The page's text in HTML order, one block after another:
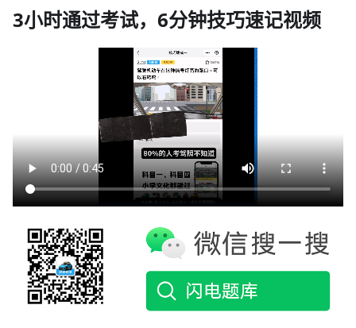
3小时通过考试，6分钟技巧速记视频